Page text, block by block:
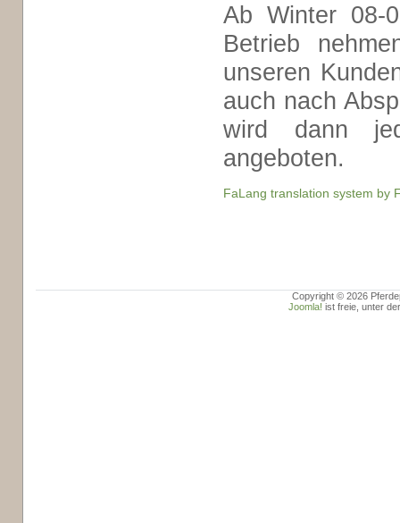
Ab Winter 08-
Betrieb
unseren
auch nach
wird dann
angeboten.
FaLang translation system by
Copyright © 2026
Joomla! ist freie, unter